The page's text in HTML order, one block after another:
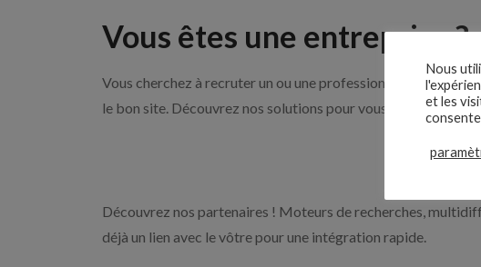
Vous êtes une entreprise ?
Vous cherchez à recruter un ou une professionnelle de la
le bon site. Découvrez nos solutions pour vous aider à
Découvrez nos partenaires ! Moteurs de recherches,
déjà un lien avec le vôtre pour une intégration rapide.
Nous
et les